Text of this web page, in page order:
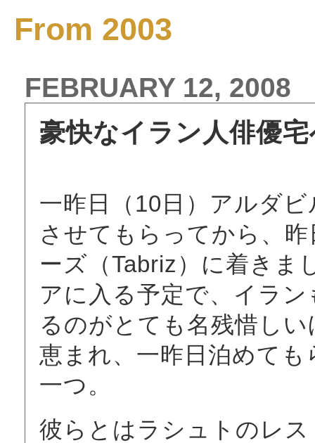
From 2003
FEBRUARY 12, 2008
豪快なイラン人俳優
一昨日（10日）アルダ
させてもらってから、
ーズ（Tabriz）に着きま
アに入る予定で、イラ
るのがとても名残惜し
恵まれ、一昨日泊めて
一つ。
彼らとはラシュトのレ